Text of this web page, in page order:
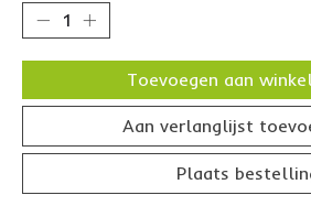
Toevoegen aan
Aan verlanglijst
Plaats